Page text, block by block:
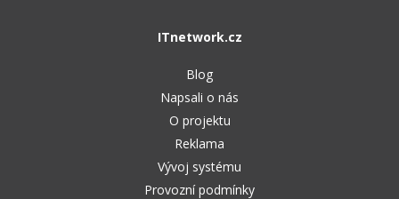
ITnetwork.cz
Blog
Napsali o nás
O projektu
Reklama
Vývoj systému
Provozní podmínky